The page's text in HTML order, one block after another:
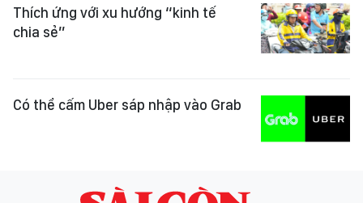
Thích ứng với xu hướng “kinh tế
chia sẻ”
Có thể cấm Uber sáp nhập vào Grab